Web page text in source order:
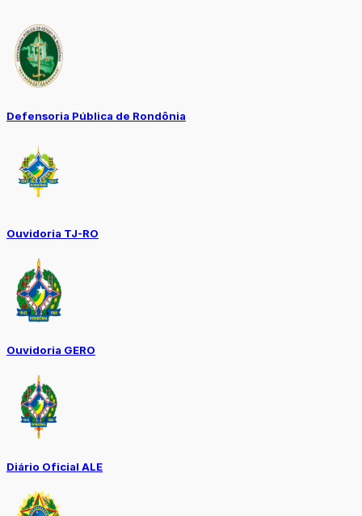
Defensoria Pública de Rondônia
Ouvidoria TJ-RO
Ouvidoria GERO
Diário Oficial ALE